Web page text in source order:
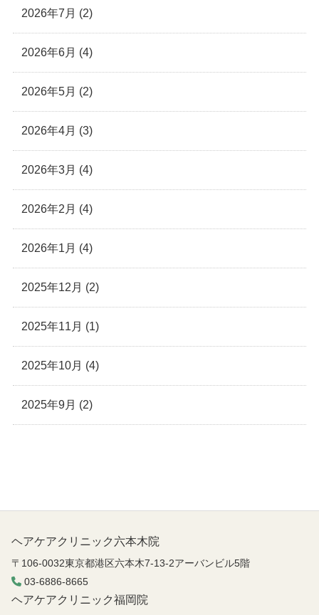
2026年7月 (2)
2026年6月 (4)
2026年5月 (2)
2026年4月 (3)
2026年3月 (4)
2026年2月 (4)
2026年1月 (4)
2025年12月 (2)
2025年11月 (1)
2025年10月 (4)
2025年9月 (2)
六本木院
福岡院
六本木院
福岡院
ヘアケアクリニック六本木院
〒106-0032東京都港区六本木7-13-2アーバンビル5階
03-6886-8665
ヘアケアクリニック福岡院